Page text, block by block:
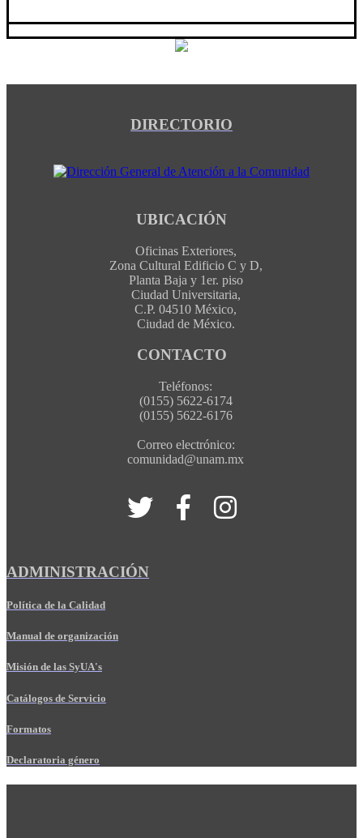
DIRECTORIO
UBICACIÓN
Oficinas Exteriores,
Zona Cultural Edificio C y D,
Planta Baja y 1er. piso
Ciudad Universitaria,
C.P. 04510 México,
Ciudad de México.
CONTACTO
Teléfonos:
(0155) 5622-6174
(0155) 5622-6176
Correo electrónico:
comunidad@unam.mx
ADMINISTRACIÓN
Política de la Calidad
Manual de organización
Misión de las SyUA's
Catálogos de Servicio
Formatos
Declaratoria género